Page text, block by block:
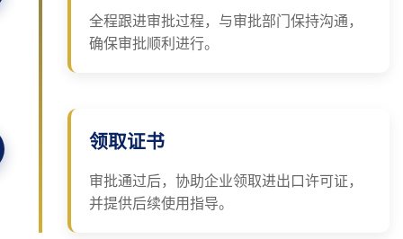
全程跟进审批过程，与审批部门保持沟通，
确保审批顺利进行。
领取证书
审批通过后，协助企业领取进出口许可证，
并提供后续使用指导。